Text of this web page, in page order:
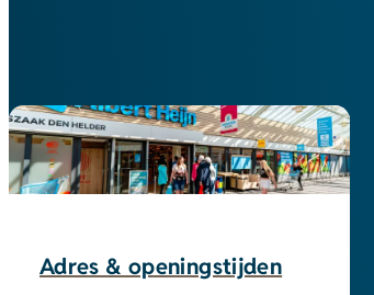
Adres & openingstijden